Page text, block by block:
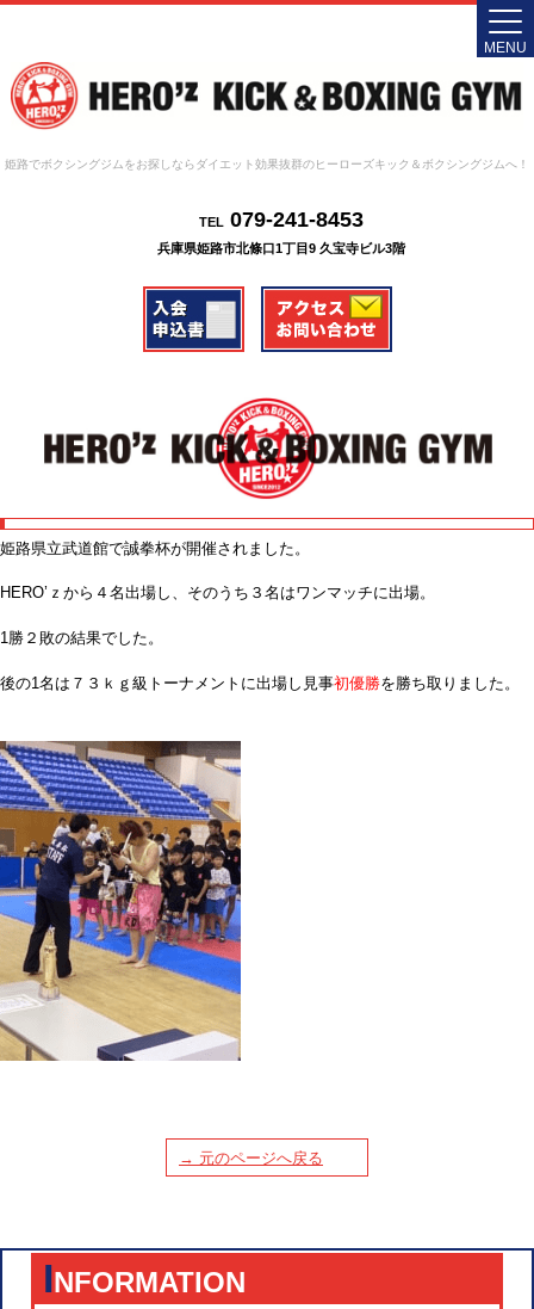
姫路でボクシングジムをお探しならダイエット効果抜群のヒーローズキック＆ボクシングジムへ！
TEL079-241-8453
兵庫県姫路市北條口1丁目9 久宝寺ビル3階
MENU
姫路県立武道館で誠拳杯が開催されました。
HERO’ｚから４名出場し、そのうち３名はワンマッチに出場。
1勝２敗の結果でした。
後の1名は７３ｋｇ級トーナメントに出場し見事初優勝を勝ち取りました。
→ 元のページへ戻る
INFORMATION